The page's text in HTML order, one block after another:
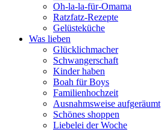
Oh-la-la-für-Omama
Ratzfatz-Rezepte
Gelüsteküche
Was lieben
Glücklichmacher
Schwangerschaft
Kinder haben
Boah für Boys
Familienhochzeit
Ausnahmsweise aufgeräumt
Schönes shoppen
Liebelei der Woche